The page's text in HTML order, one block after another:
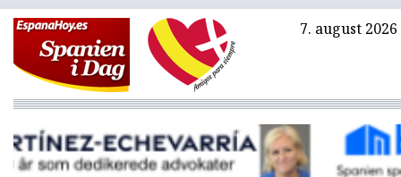
7. august 2026